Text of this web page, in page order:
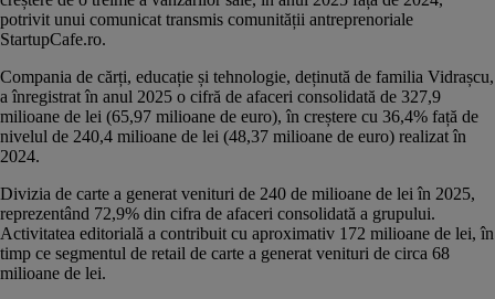
potrivit unui comunicat transmis comunității antreprenoriale
StartupCafe.ro.
Compania de cărți, educație și tehnologie, deținută de familia Vidrașcu,
a înregistrat în anul 2025 o cifră de afaceri consolidată de 327,9
milioane de lei (65,97 milioane de euro), în creștere cu 36,4% față de
nivelul de 240,4 milioane de lei (48,37 milioane de euro) realizat în
2024.
Divizia de carte a generat venituri de 240 de milioane de lei în 2025,
reprezentând 72,9% din cifra de afaceri consolidată a grupului.
Activitatea editorială a contribuit cu aproximativ 172 milioane de lei, în
timp ce segmentul de retail de carte a generat venituri de circa 68
milioane de lei.